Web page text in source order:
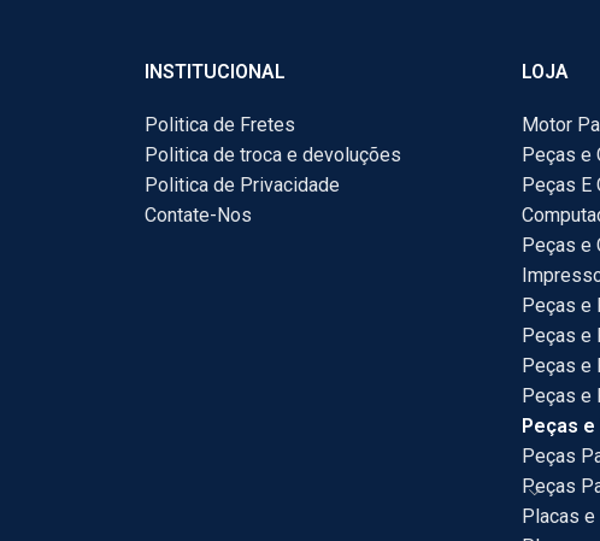
INSTITUCIONAL
Politica de Fretes
Politica de troca e devoluções
Politica de Privacidade
Contate-Nos
LOJA
Motor
Peças e
Peças E
Peças e
Peças e
Peças e
Peças e
Peças e
Peças e
Peças
Peças
Placas